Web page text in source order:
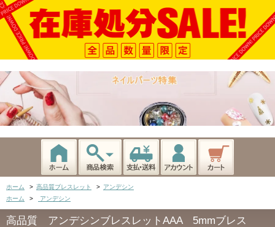
ホーム > 高品質ブレスレット > アンデシン
ホーム
> アンデシン
高品質 アンデシンブレスレットAAA 5mmブレス